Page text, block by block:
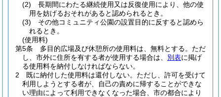
(2)
長期間にわたる継続使用又は反復使用により、他の使
用を妨げるおそれがあると認められるとき。
(3)
その他コミュニティ公園の設置目的に反すると認めら
れるとき。
(使用料)
第5条
多目的広場及び休憩所の使用料は、無料とする。 ただ
し、市外に住所を有する者が使用する場合は、 別表に掲げ
る使用料を納付しなければならない。
2
既に納付した使用料は還付しない。 ただし、許可を受けて
利用しようとする者が、自己の責めに帰することができな
い理由によって利用できなくなった場合、市の都合により